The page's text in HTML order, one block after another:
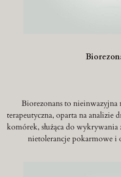
Biorezonans to nieinwazyjna
terapeutyczna, oparta na analizie
komórek, służąca do
nietolerancje pokarmowe i